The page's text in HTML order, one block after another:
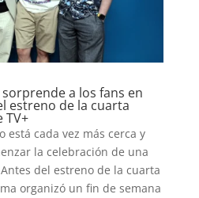
a los fans en
estreno de la cuarta
TV+
está cada vez más cerca y
la celebración de una
del estreno de la cuarta
organizó un fin de semana